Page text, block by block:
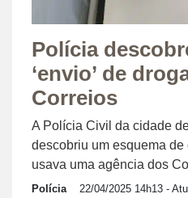
Polícia
‘envio’ de
Correios
A Polícia Civil da cidade
descobriu um esquema
usava uma agência dos
Polícia 22/04/2025 14h13 -